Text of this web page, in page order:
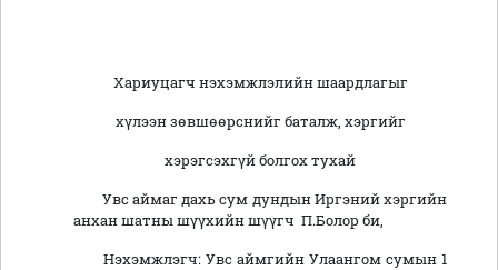
Хариуцагч нэхэмжлэлийн шаардлагыг
хүлээн зөвшөөрснийг баталж, хэргийг
хэрэгсэхгүй болгох тухай
Увс аймаг дахь сум дундын Иргэний хэргийн
анхан шатны шүүхийн шүүгч П.Болор би,
Нэхэмжлэгч: Увс аймгийн Улаангом сумын 1